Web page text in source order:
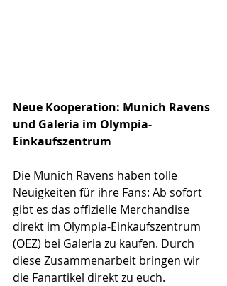
Neue Kooperation: Munich Ravens
und Galeria im Olympia-
Einkaufszentrum
Die Munich Ravens haben tolle
Neuigkeiten für ihre Fans: Ab sofort
gibt es das offizielle Merchandise
direkt im Olympia-Einkaufszentrum
(OEZ) bei Galeria zu kaufen. Durch
diese Zusammenarbeit bringen wir
die Fanartikel direkt zu euch.